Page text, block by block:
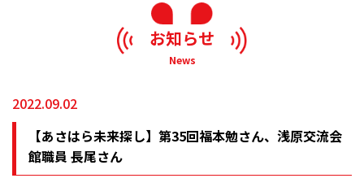
お知らせ
News
2022.09.02
【あさはら未来探し】第35回福本勉さん、浅原交流会
館職員 長尾さん